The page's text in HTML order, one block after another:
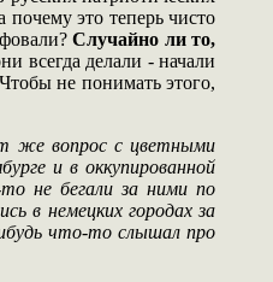
это теперь чисто
Случайно ли то,
всегда делали - начали
не понимать этого,
же вопрос с цветными
и в оккупированной
не бегали за ними по
в немецких городах за
что-то слышал про